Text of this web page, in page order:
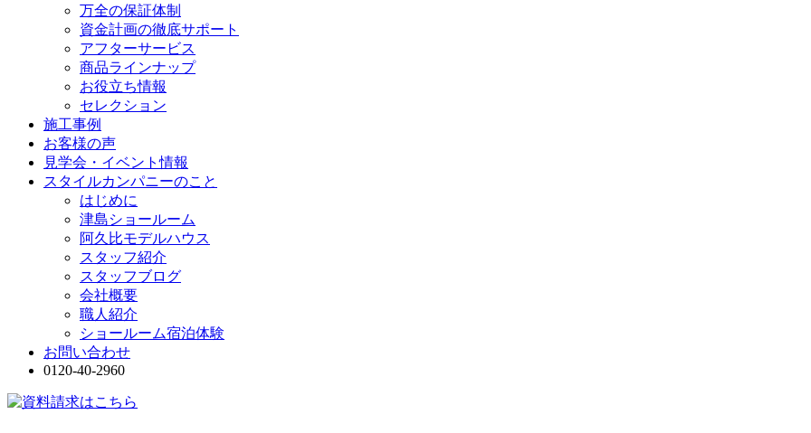
万全の保証体制
資金計画の徹底サポート
アフターサービス
商品ラインナップ
お役立ち情報
セレクション
施工事例
お客様の声
見学会・イベント情報
スタイルカンパニーのこと
はじめに
津島ショールーム
阿久比モデルハウス
スタッフ紹介
スタッフブログ
会社概要
職人紹介
ショールーム宿泊体験
お問い合わせ
0120-40-2960